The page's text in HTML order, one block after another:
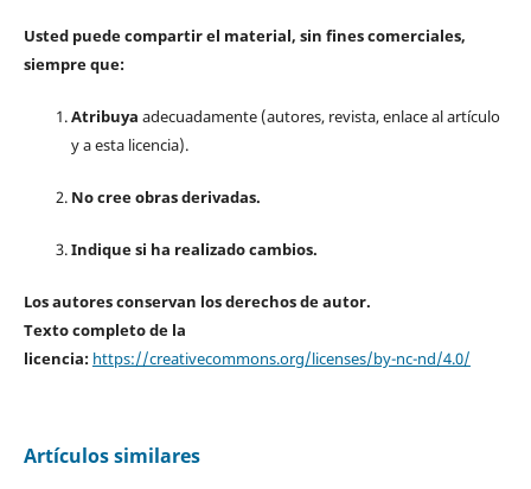
Usted puede compartir el material, sin fines comerciales,
siempre que:
Atribuya adecuadamente (autores, revista, enlace al artículo
y a esta licencia).
No cree obras derivadas.
Indique si ha realizado cambios.
Los autores conservan los derechos de autor.
Texto completo de la
licencia: https://creativecommons.org/licenses/by-nc-nd/4.0/
Artículos similares